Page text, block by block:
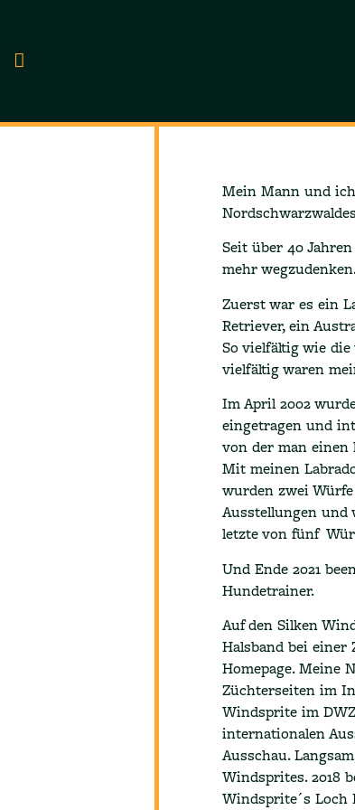
Mein Mann und
Seit über 40
mehr
Zuerst war es ein
Retriever, ein
So vielfältig wie
vielfältig waren
Im April 2002
eingetragen und
von der man
Mit meinen
wurden zwei
Ausstellungen und
letzte von fünf
Und Ende 2021
Hundetrainer.
Auf den Silken
Halsband bei
Homepage. Meine
Züchterseiten im
Windsprite im
internationalen
Ausschau.
Windsprites. 2018
Windsprite´s Loch